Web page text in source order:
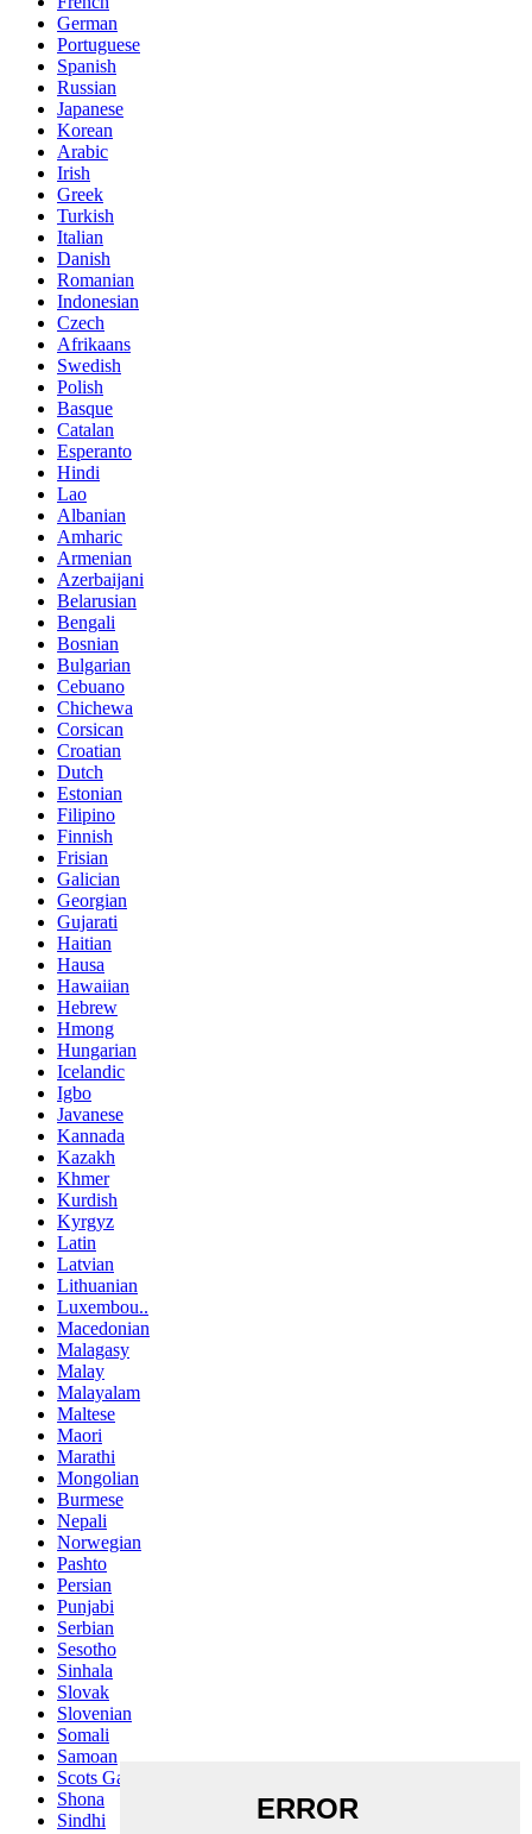
German
Portuguese
Spanish
Russian
Japanese
Korean
Arabic
Irish
Greek
Turkish
Italian
Danish
Romanian
Indonesian
Czech
Afrikaans
Swedish
Polish
Basque
Catalan
Esperanto
Hindi
Lao
Albanian
Amharic
Armenian
Azerbaijani
Belarusian
Bengali
Bosnian
Bulgarian
Cebuano
Chichewa
Corsican
Croatian
Dutch
Estonian
Filipino
Finnish
Frisian
Galician
Georgian
Gujarati
Haitian
Hausa
Hawaiian
Hebrew
Hmong
Hungarian
Icelandic
Igbo
Javanese
Kannada
Kazakh
Khmer
Kurdish
Kyrgyz
Latin
Latvian
Lithuanian
Luxembou..
Macedonian
Malagasy
Malay
Malayalam
Maltese
Maori
Marathi
Mongolian
Burmese
Nepali
Norwegian
Pashto
Persian
Punjabi
Serbian
Sesotho
Sinhala
Slovak
Slovenian
Somali
Samoan
Scots Gaelic
Shona
Sindhi